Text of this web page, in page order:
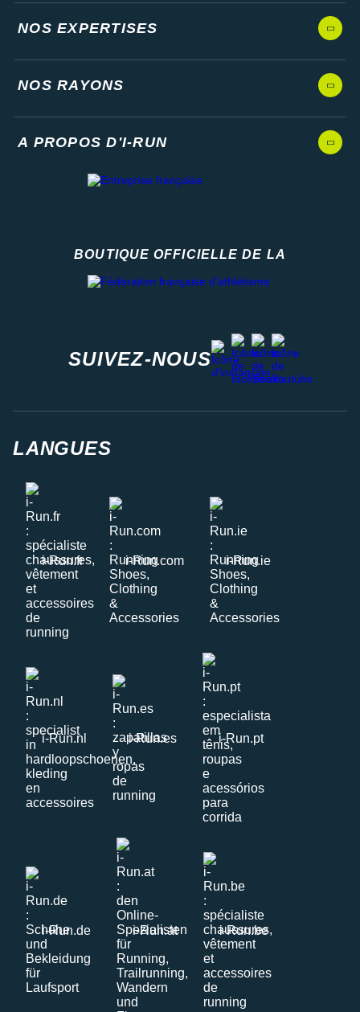
NOS EXPERTISES
NOS RAYONS
A PROPOS D'I-RUN
BOUTIQUE OFFICIELLE DE LA
SUIVEZ-NOUS
instagram
facebook
stravayoutube
LANGUES
i-Run.fr i-Run.com i-Run.ie
i-Run.nl i-Run.es i-Run.pt
i-Run.de i-Run.at i-Run.be